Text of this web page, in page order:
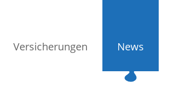
Versicherungen News